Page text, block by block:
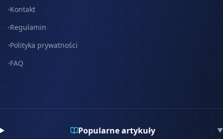
Kontakt
Regulamin
Polityka prywatności
FAQ
Popularne artykuły ▼